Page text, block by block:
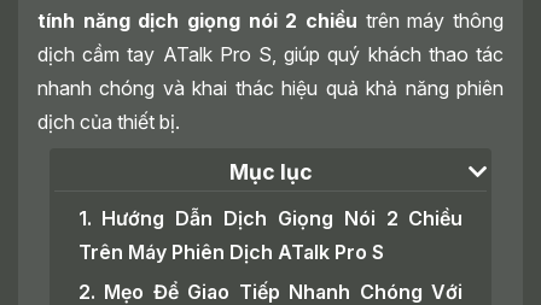
tính năng dịch giọng nói 2 chiều trên máy thông
dịch cầm tay ATalk Pro S, giúp quý khách thao tác
nhanh chóng và khai thác hiệu quả khả năng phiên
dịch của thiết bị.
Mục lục
1. Hướng Dẫn Dịch Giọng Nói 2 Chiều
Trên Máy Phiên Dịch ATalk Pro S
2. Mẹo Để Giao Tiếp Nhanh Chóng Với